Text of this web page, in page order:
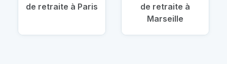
de retraite à Paris
de retraite à
Marseille